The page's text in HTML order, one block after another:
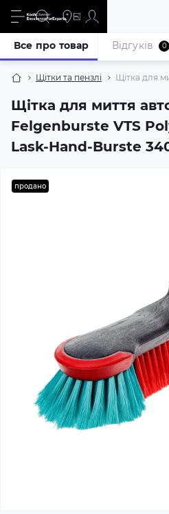
Щітки та пензлі Щітка для
Щітка для миття
Felgenburste VTS
Lask-Hand-Burste
Все про товар Відгуків 0
продано